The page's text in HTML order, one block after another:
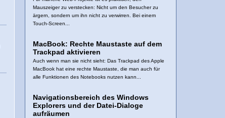
Mauszeiger zu verstecken: Nicht um den Besucher zu
ärgern, sondern um ihn nicht zu verwirren. Bei einem
Touch-Screen...
MacBook: Rechte Maustaste auf dem
Trackpad aktivieren
Auch wenn man sie nicht sieht: Das Trackpad des Apple
MacBook hat eine rechte Maustaste, die man auch für
alle Funktionen des Notebooks nutzen kann...
Navigationsbereich des Windows
Explorers und der Datei-Dialoge
aufräumen